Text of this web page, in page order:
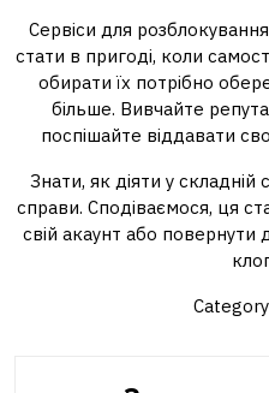
Сервіси для
стати в пригоді, коли
обирати їх потрібно
більше. Вивчайте
поспішайте віддавати
Знати, як діяти у
справи. Сподіваємося, ця
свій акаунт або повернути